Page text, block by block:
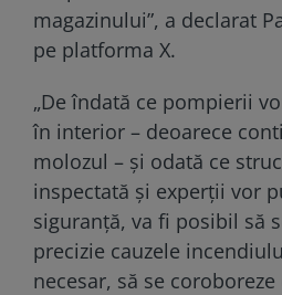
magazinului”, a declarat
pe platforma X.
„De îndată ce pompierii
în interior – deoarece
molozul – și odată ce
inspectată și experții vor
siguranță, va fi posibil să
precizie cauzele
necesar, să se